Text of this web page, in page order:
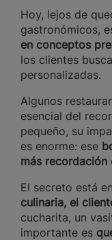
Hoy, lejos de
gastronómicos,
en conceptos
los clientes
personalizadas.
Algunos
esencial del
pequeño, su
es enorme: ese
más recordación
El secreto está
culinaria, el
cucharita, un
importante es